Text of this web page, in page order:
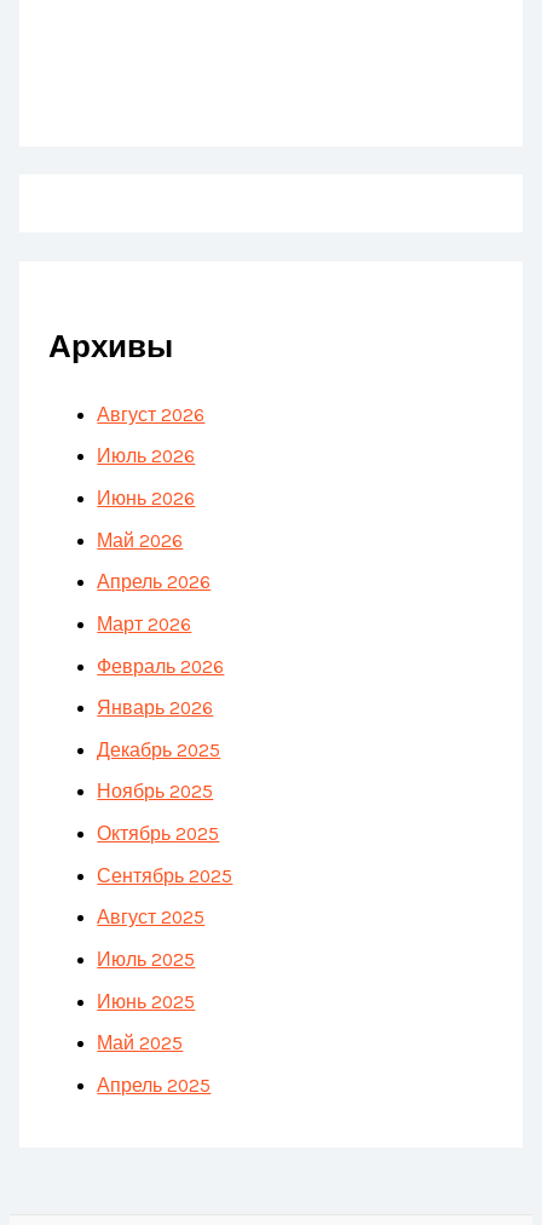
Архивы
Август 2026
Июль 2026
Июнь 2026
Май 2026
Апрель 2026
Март 2026
Февраль 2026
Январь 2026
Декабрь 2025
Ноябрь 2025
Октябрь 2025
Сентябрь 2025
Август 2025
Июль 2025
Июнь 2025
Май 2025
Апрель 2025